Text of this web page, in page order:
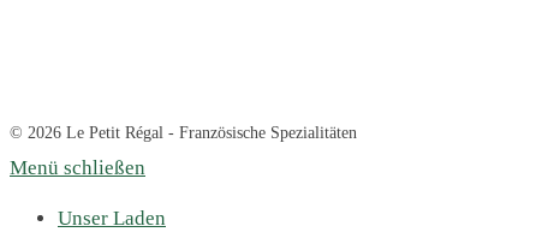
© 2026 Le Petit Régal - Französische Spezialitäten
Menü schließen
Unser Laden